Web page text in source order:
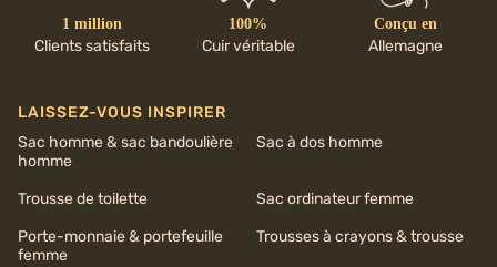
1 million
Clients satisfaits
100%
Cuir véritable
Conçu en
Allemagne
LAISSEZ-VOUS INSPIRER
Sac homme & sac bandoulière
homme
Sac à dos homme
Trousse de toilette
Sac ordinateur femme
Porte-monnaie & portefeuille
femme
Trousses à crayons & trousse